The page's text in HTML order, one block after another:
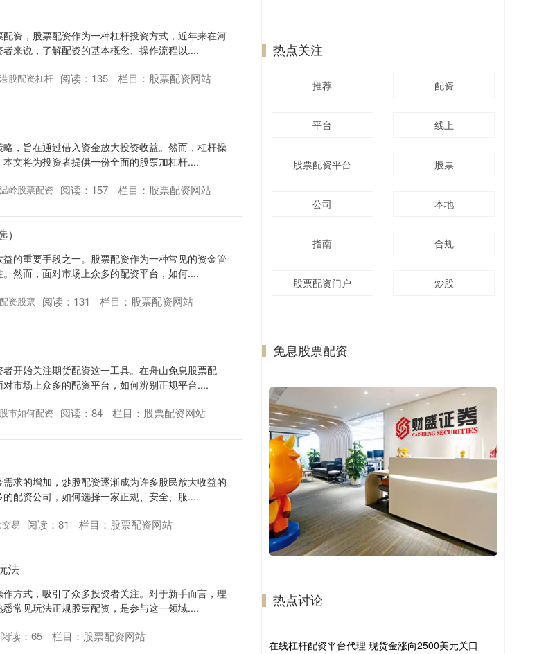
资，股票配资作为一种杠杆投资方式，近年来在河
来说，了解配资的基本概念、操作流程以....
股配资杠杆 阅读： 135 栏目： 股票配资网站
，旨在通过借入资金放大投资收益。然而，杠杆操
文将为投资者提供一份全面的股票加杠杆....
岭股票配资 阅读： 157 栏目： 股票配资网站
的重要手段之一。股票配资作为一种常见的资金管
然而，面对市场上众多的配资平台，如何....
资股票 阅读： 131 栏目： 股票配资网站
开始关注期货配资这一工具。在舟山免息股票配
市场上众多的配资平台，如何辨别正规平台....
市如何配资 阅读： 84 栏目： 股票配资网站
求的增加，炒股配资逐渐成为许多股民放大收益的
配资公司，如何选择一家正规、安全、服....
易 阅读： 81 栏目： 股票配资网站
法
方式，吸引了众多投资者关注。对于新手而言，理
常见玩法正规股票配资，是参与这一领域....
阅读： 65 栏目： 股票配资网站
热点关注
推荐 配资
平台 线上
股票配资平台 股票
公司 本地
指南 合规
股票配资门户 炒股
免息股票配资
热点讨论
正规股票配资 2024-09-06